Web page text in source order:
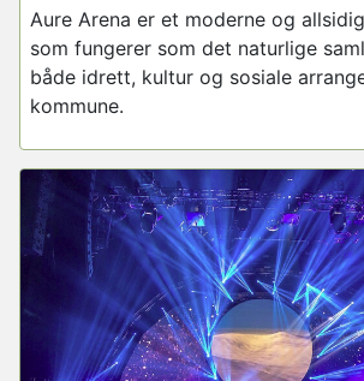
Aure Arena er et moderne og
som fungerer som det naturlige
både idrett, kultur og sosiale
kommune.